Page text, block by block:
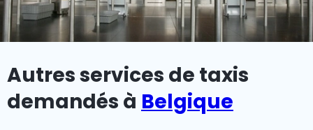
Autres services de taxis
demandés à Belgique